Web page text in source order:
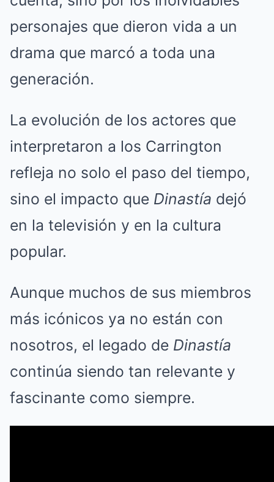
personajes que dieron vida a un
drama que marcó a toda una
generación.
La evolución de los actores que
interpretaron a los Carrington
refleja no solo el paso del tiempo,
sino el impacto que Dinastía dejó
en la televisión y en la cultura
popular.
Aunque muchos de sus miembros
más icónicos ya no están con
nosotros, el legado de Dinastía
continúa siendo tan relevante y
fascinante como siempre.